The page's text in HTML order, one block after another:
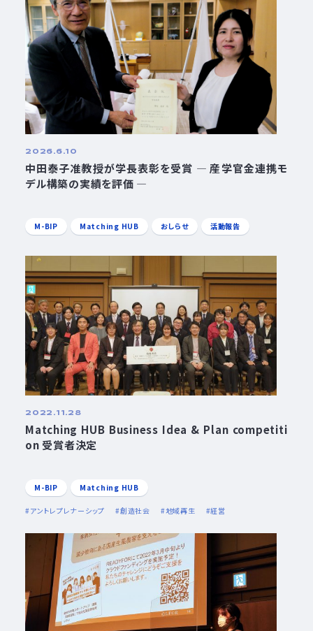
2026.6.10
中田泰子准教授が学長表彰を受賞 ― 産学官金連携モ
デル構築の実績を評価 ―
M-BIP Matching HUB おしらせ 活動報告
2022.11.28
Matching HUB Business Idea & Plan competiti
on 受賞者決定
M-BIP Matching HUB
アントレプレナーシップ 創造社会 地域再生 経営